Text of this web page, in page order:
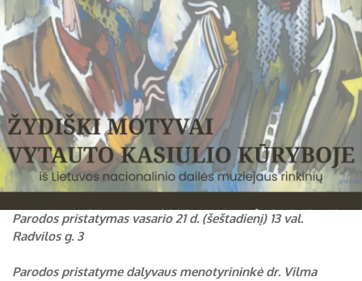
31
Parodos pristatymas vasario 21 d. (šeštadienį) 13 val.
Radvilos g. 3
Parodos pristatyme dalyvaus menotyrininkė dr. Vilma